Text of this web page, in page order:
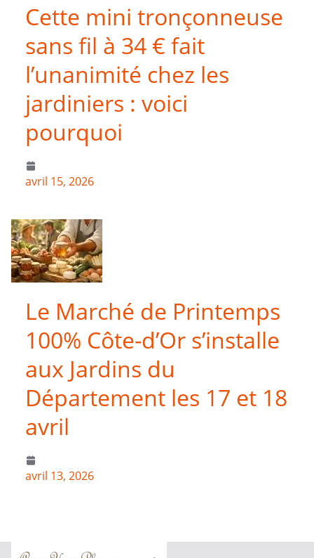
Cette mini tronçonneuse
sans fil à 34 € fait
l’unanimité chez les
jardiniers : voici
pourquoi
avril 15, 2026
Le Marché de Printemps
100% Côte-d’Or s’installe
aux Jardins du
Département les 17 et 18
avril
avril 13, 2026